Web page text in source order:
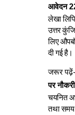
आवेदन
लेखा
उत्तर
लिए
दी गई है।
जरूर
पर
चयनित
तथा समय